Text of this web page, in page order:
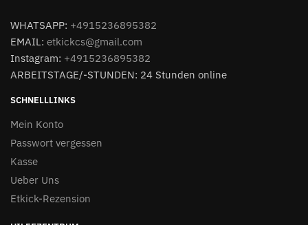
WHATSAPP: +4915236895382
EMAIL: etkickcs@gmail.com
Instagram: +4915236895382
ARBEITSTAGE/-STUNDEN: 24 Stunden online
SCHNELLLINKS
Mein Konto
Passwort vergessen
Kasse
Ueber Uns
Etkick-Rezension